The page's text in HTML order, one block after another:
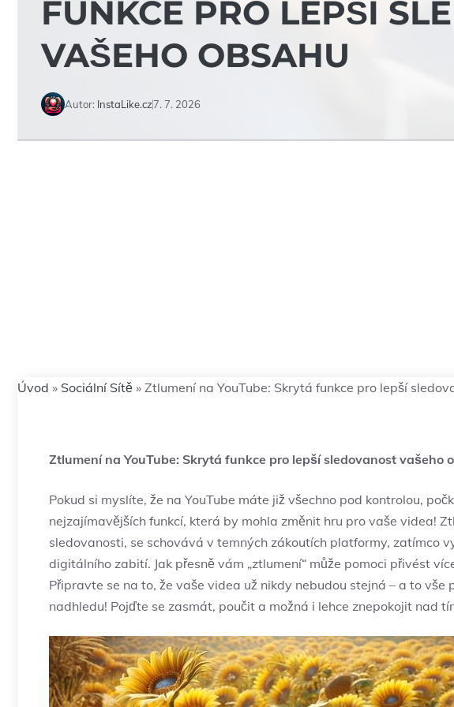
FUNKCE PRO LEPŠÍ
VAŠEHO OBSAHU
Autor: InstaLike.cz7. 7. 2026
Úvod » Sociální Sítě » Ztlumení na YouTube: Skrytá funkce pro lepší
Ztlumení na YouTube: Skrytá funkce pro lepší sledovanost vašeho
Pokud si myslíte, že na YouTube máte již všechno pod kontrolou,
nejzajímavějších funkcí, která by mohla změnit hru pro vaše videa!
sledovanosti, se schovává v temných zákoutích platformy, zatímco
digitálního zabití. Jak přesně vám „ztlumení“ může pomoci přivést
Připravte se na to, že vaše videa už nikdy nebudou stejná – a to vše
nadhledu! Pojďte se zasmát, poučit a možná i lehce znepokojit nad